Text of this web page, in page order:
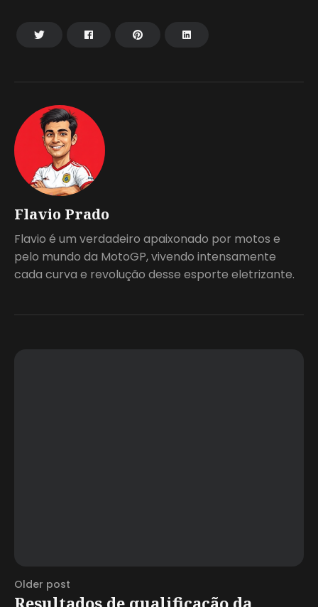
Flavio Prado
Flavio é um verdadeiro apaixonado por motos e
pelo mundo da MotoGP, vivendo intensamente
cada curva e revolução desse esporte eletrizante.
Older post
Resultados de qualificação da